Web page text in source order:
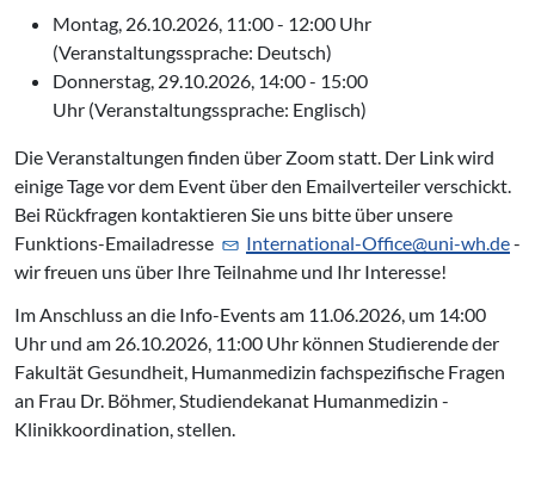
Montag, 26.10.2026, 11:00 - 12:00 Uhr
(Veranstaltungssprache: Deutsch)
Donnerstag, 29.10.2026, 14:00 - 15:00
Uhr (Veranstaltungssprache: Englisch)
Die Veranstaltungen finden über Zoom statt. Der Link wird
einige Tage vor dem Event über den Emailverteiler verschickt.
Bei Rückfragen kontaktieren Sie uns bitte über unsere
Funktions-Emailadresse
International-Office@uni-wh.de-
wir freuen uns über Ihre Teilnahme und Ihr Interesse!
Im Anschluss an die Info-Events am 11.06.2026, um 14:00
Uhr und am 26.10.2026, 11:00 Uhr können Studierende der
Fakultät Gesundheit, Humanmedizin fachspezifische Fragen
an Frau Dr. Böhmer, Studiendekanat Humanmedizin -
Klinikkoordination, stellen.